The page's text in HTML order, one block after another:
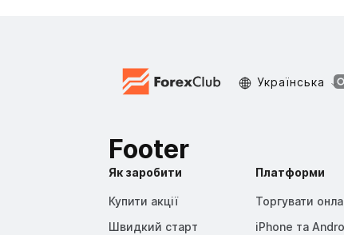
Украïнська
Footer
Як заробити
Купити акції
Швидкий старт
Платформи
Торгувати
iPhone та